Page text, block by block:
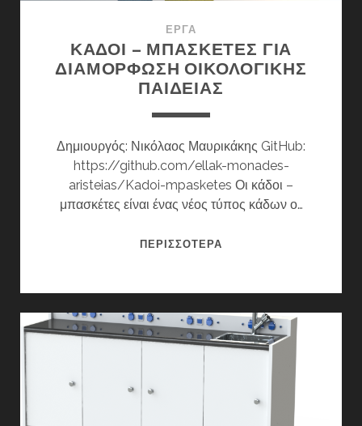
ΈΡΓΑ
ΚΆΔΟΙ – ΜΠΑΣΚΈΤΕΣ ΓΙΑ
ΔΙΑΜΌΡΦΩΣΗ ΟΙΚΟΛΟΓΙΚΉΣ
ΠΑΙΔΕΊΑΣ
Δημιουργός: Νικόλαος Μαυρικάκης GitHub:
https://github.com/ellak-monades-
aristeias/Kadoi-mpasketes Οι κάδοι –
μπασκέτες είναι ένας νέος τύπος κάδων ο…
ΠΕΡΙΣΣΌΤΕΡΑ
ΔΙΑΜΌΡΦΩΣΗ
ΟΙΚΟΛΟΓΙΚΉΣ